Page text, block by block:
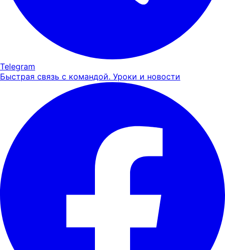
Telegram
Быстрая связь с командой. Уроки и новости